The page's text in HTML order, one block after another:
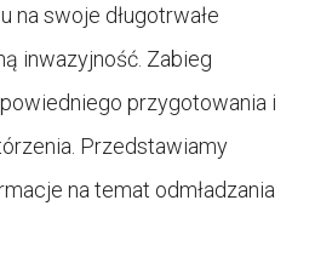
na swoje długotrwałe
inwazyjność. Zabieg
przygotowania i
Przedstawiamy
na temat odmładzania